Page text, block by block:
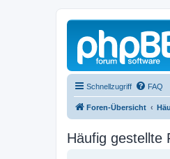
Schnellzugriff FAQ
Foren-Übersicht
Häufig gestellte